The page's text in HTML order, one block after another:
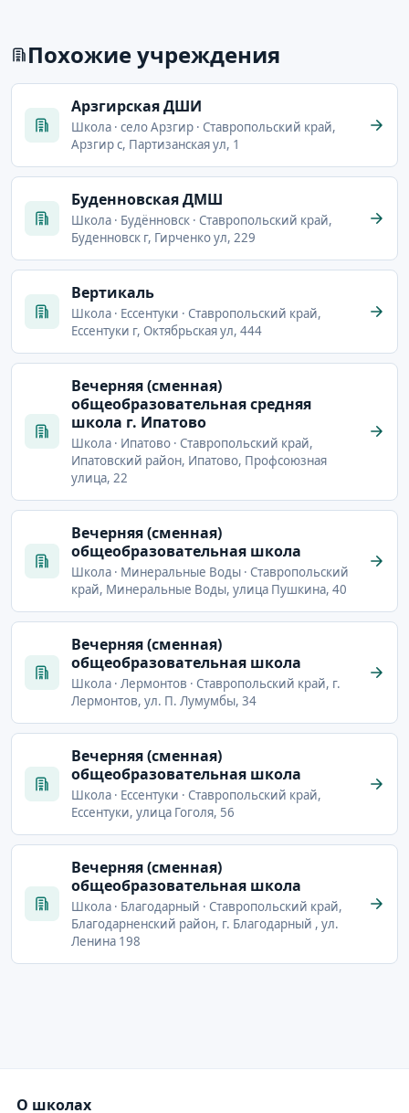
Похожие учреждения
Арзгирская ДШИ
Школа · село Арзгир · Ставропольский край,
Арзгир с, Партизанская ул, 1
Буденновская ДМШ
Школа · Будённовск · Ставропольский край,
Буденновск г, Гирченко ул, 229
Вертикаль
Школа · Ессентуки · Ставропольский край,
Ессентуки г, Октябрьская ул, 444
Вечерняя (сменная)
общеобразовательная средняя
школа г. Ипатово
Школа · Ипатово · Ставропольский край,
Ипатовский район, Ипатово, Профсоюзная
улица, 22
Вечерняя (сменная)
общеобразовательная школа
Школа · Минеральные Воды · Ставропольский
край, Минеральные Воды, улица Пушкина, 40
Вечерняя (сменная)
общеобразовательная школа
Школа · Лермонтов · Ставропольский край, г.
Лермонтов, ул. П. Лумумбы, 34
Вечерняя (сменная)
общеобразовательная школа
Школа · Ессентуки · Ставропольский край,
Ессентуки, улица Гоголя, 56
Вечерняя (сменная)
общеобразовательная школа
Школа · Благодарный · Ставропольский край,
Благодарненский район, г. Благодарный , ул.
Ленина 198
О школах